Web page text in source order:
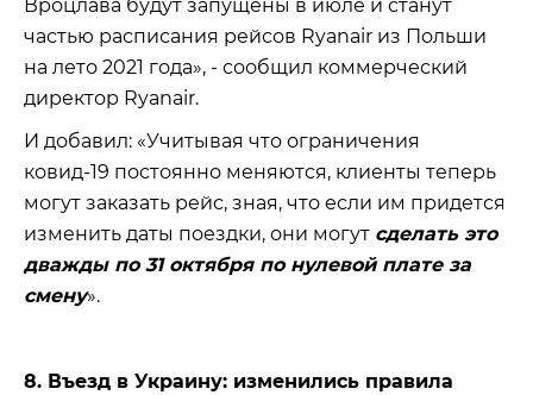
Вроцлава будут запущены в июле и станут
частью расписания рейсов Ryanair из Польши
на лето 2021 года», - сообщил коммерческий
директор Ryanair.
И добавил: «Учитывая что ограничения
ковид-19 постоянно меняются, клиенты теперь
могут заказать рейс, зная, что если им придется
изменить даты поездки, они могут сделать это
дважды по 31 октября по нулевой плате за
смену».
8. Въезд в Украину: изменились правила